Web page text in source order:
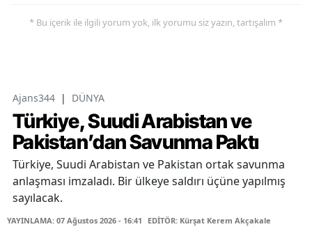
* Bu içerik ile ilgili yorum yok, ilk yorumu siz yazın, tartışalım *
Ajans344 | DÜNYA
Türkiye, Suudi Arabistan ve
Pakistan’dan Savunma Paktı
Türkiye, Suudi Arabistan ve Pakistan ortak savunma
anlaşması imzaladı. Bir ülkeye saldırı üçüne yapılmış
sayılacak.
YAYINLAMA: 07 Ağustos 2026 - 16:41 EDİTÖR: Kürşat Kerem Akçakale